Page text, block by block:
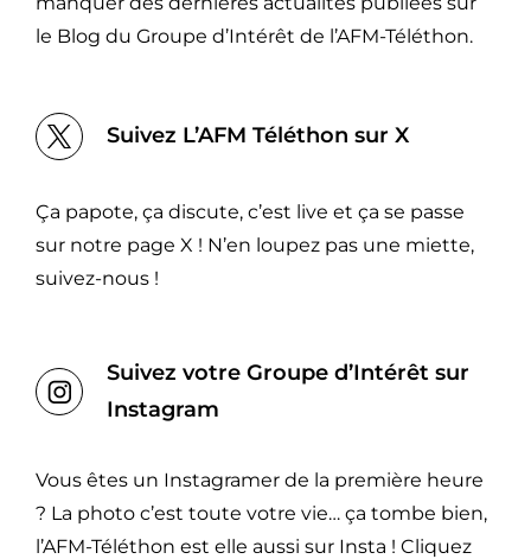
le Blog du Groupe d’Intérêt de l’AFM-Téléthon.
Suivez L’AFM Téléthon sur X
Ça papote, ça discute, c’est live et ça se passe
sur notre page X ! N’en loupez pas une miette,
suivez-nous !
Suivez votre Groupe d’Intérêt sur
Instagram
Vous êtes un Instagramer de la première heure
? La photo c’est toute votre vie… ça tombe bien,
l’AFM-Téléthon est elle aussi sur Insta ! Cliquez